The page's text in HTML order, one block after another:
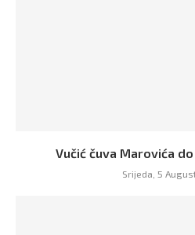
Vučić čuva Marovića
Srijeda, 5